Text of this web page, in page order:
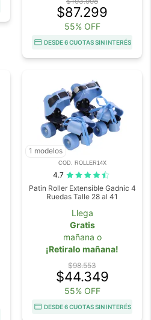
$87.299
55% OFF
DESDE 6 CUOTAS SIN INTERÉS
1 modelos
COD. ROLLER14X
4.7
Patin Roller Extensible Gadnic 4
Ruedas Talle 28 al 41
Llega
Gratis
mañana o
¡Retiralo mañana!
$98.553
$44.349
55% OFF
DESDE 6 CUOTAS SIN INTERÉS